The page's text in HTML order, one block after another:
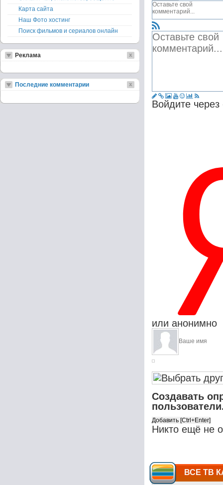
Войдите
или анонимно
Создавать
Никто ещё не
ВСЕ ТВ
Карта сайта
Наш Фото хостинг
Поиск фильмов и сериалов онлайн
Реклама
Последние комментарии